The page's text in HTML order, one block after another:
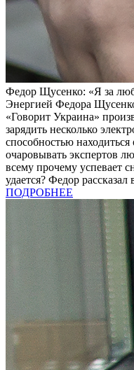
Федор Щусенко: «Я за
Энергией Федора
«Говорит Украина»
зарядить несколько
способностью
очаровывать экспертов
всему прочему успевает
удается? Федор рассказал
ПОДРОБНЕЕ